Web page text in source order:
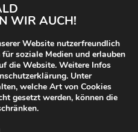
WIR AUCH!
Website nutzerfreundlich
soziale Medien und erlauben
die Website. Weitere Infos
Unter
welche Art von Cookies
gesetzt werden, können die